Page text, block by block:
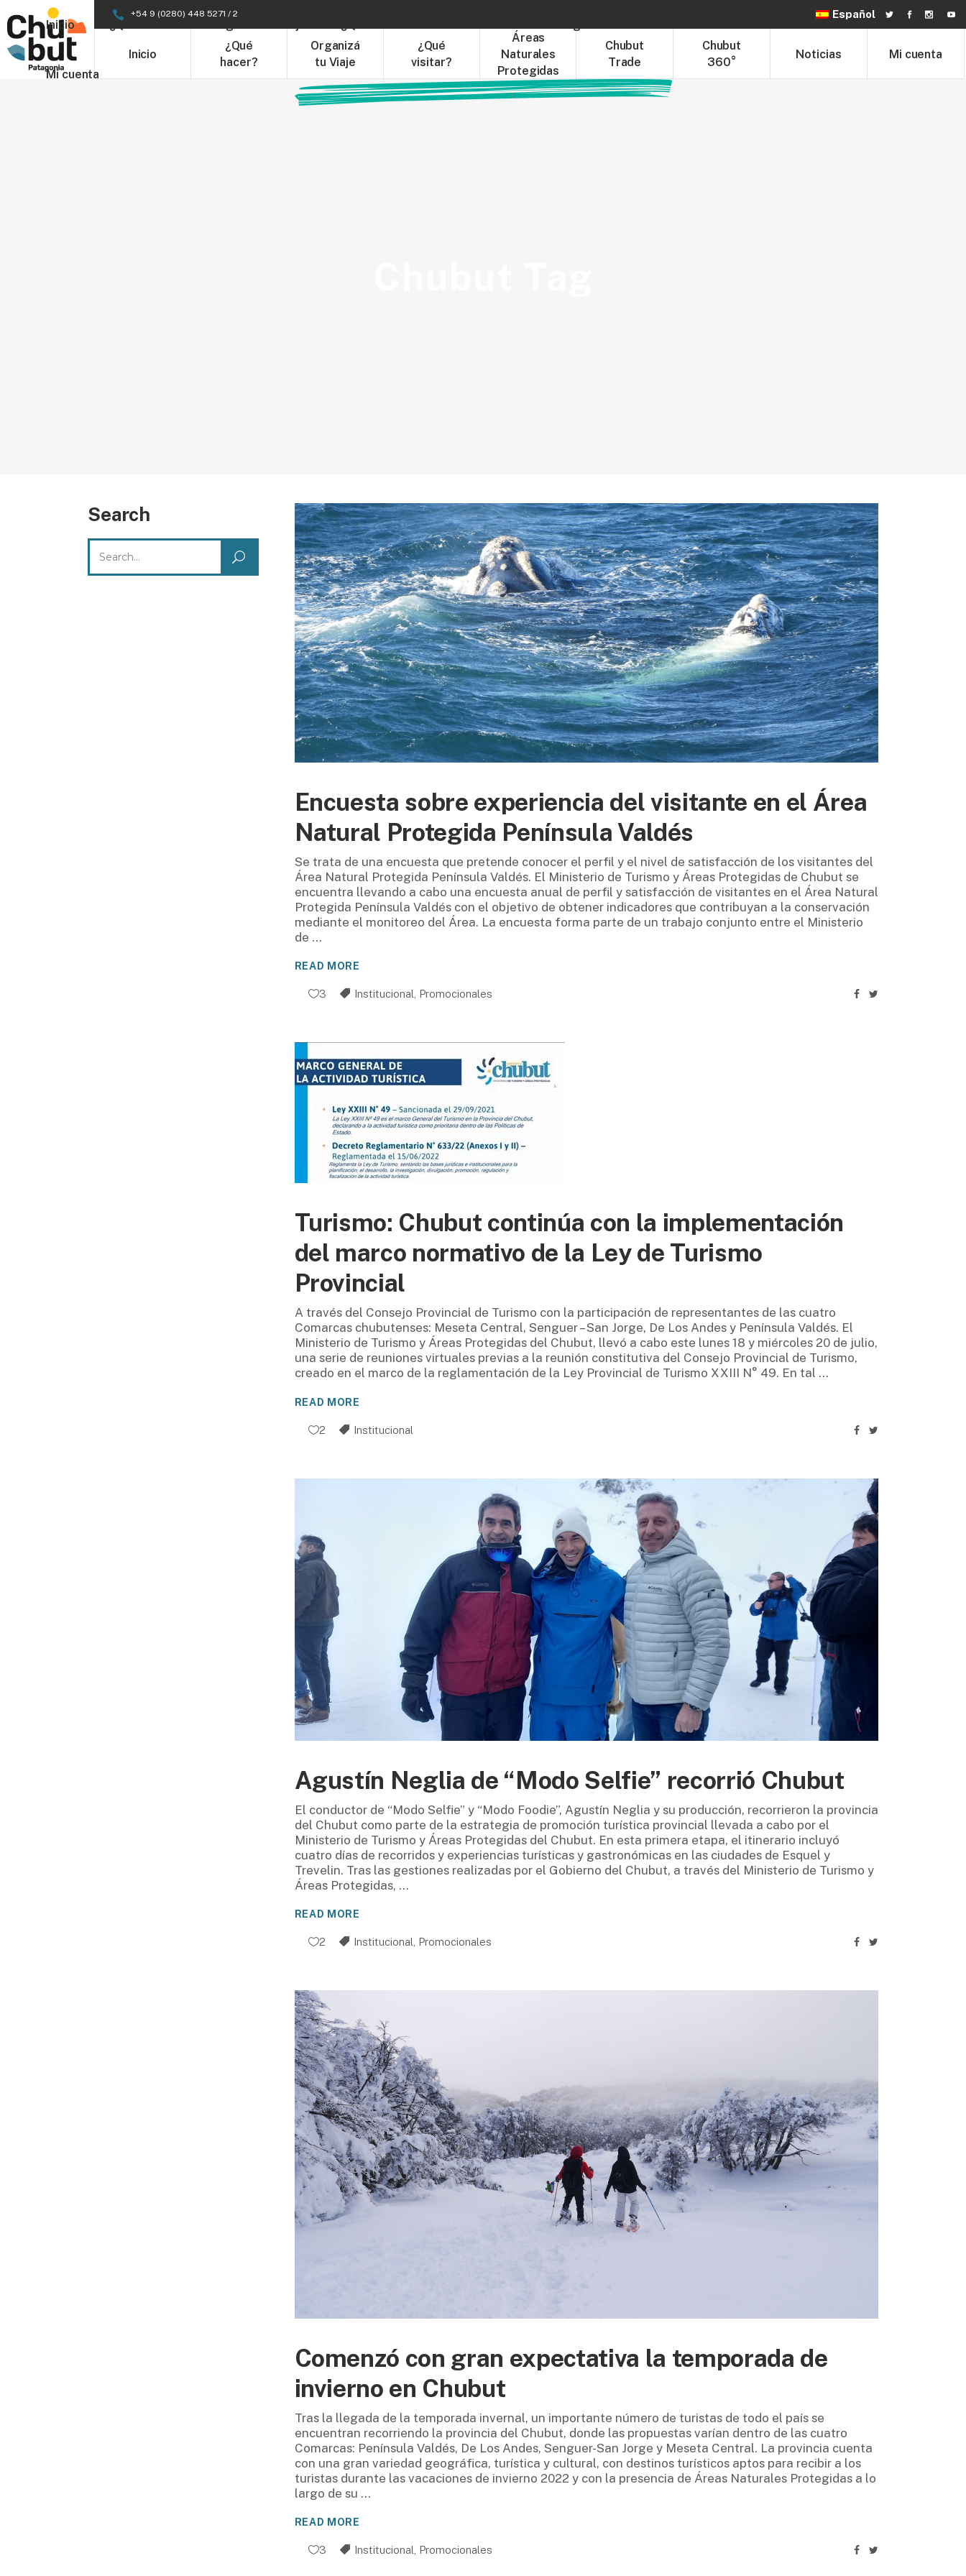
+54 9 (0280) 448 5271 / 2 Español
Inicio
¿Qué
hacer?
Organizá
tu Viaje
¿Qué
visitar?
Áreas
Naturales
Protegidas
Chubut
Trade
Chubut
360°
Noticias Mi cuenta
Inicio ¿Qué hacer?
Mi cuenta
Encuesta sobre experiencia del visitante en el Área
Natural Protegida Península Valdés
Se trata de una encuesta que pretende conocer el perfil y el nivel de satisfacción de los visitantes del
Área Natural Protegida Península Valdés. El Ministerio de Turismo y Áreas Protegidas de Chubut se
encuentra llevando a cabo una encuesta anual de perfil y satisfacción de visitantes en el Área Natural
Protegida Península Valdés con el objetivo de obtener indicadores que contribuyan a la conservación
mediante el monitoreo del Área. La encuesta forma parte de un trabajo conjunto entre el Ministerio
de
READ MORE
3 Institucional Promocionales
Turismo: Chubut continúa con la implementación
del marco normativo de la Ley de Turismo
Provincial
A través del Consejo Provincial de Turismo con la participación de representantes de las cuatro
Comarcas chubutenses: Meseta Central, Senguer – San Jorge, De Los Andes y Península Valdés. El
Ministerio de Turismo y Áreas Protegidas del Chubut, llevó a cabo este lunes 18 y miércoles 20 de julio,
una serie de reuniones virtuales previas a la reunión constitutiva del Consejo Provincial de Turismo,
creado en el marco de la reglamentación de la Ley Provincial de Turismo XXIII N° 49. En tal
READ MORE
2 Institucional
Agustín Neglia de “Modo Selfie” recorrió Chubut
El conductor de “Modo Selfie” y “Modo Foodie”, Agustín Neglia y su producción, recorrieron la provincia
del Chubut como parte de la estrategia de promoción turística provincial llevada a cabo por el
Ministerio de Turismo y Áreas Protegidas del Chubut. En esta primera etapa, el itinerario incluyó
cuatro días de recorridos y experiencias turísticas y gastronómicas en las ciudades de Esquel y
Trevelin. Tras las gestiones realizadas por el Gobierno del Chubut, a través del Ministerio de Turismo y
Áreas Protegidas,
READ MORE
2 Institucional Promocionales
Comenzó con gran expectativa la temporada de
invierno en Chubut
Tras la llegada de la temporada invernal, un importante número de turistas de todo el país se
encuentran recorriendo la provincia del Chubut, donde las propuestas varían dentro de las cuatro
Comarcas: Península Valdés, De Los Andes, Senguer-San Jorge y Meseta Central. La provincia cuenta
con una gran variedad geográfica, turística y cultural, con destinos turísticos aptos para recibir a los
turistas durante las vacaciones de invierno 2022 y con la presencia de Áreas Naturales Protegidas a lo
largo de su
READ MORE
3 Institucional Promocionales
Search
for: